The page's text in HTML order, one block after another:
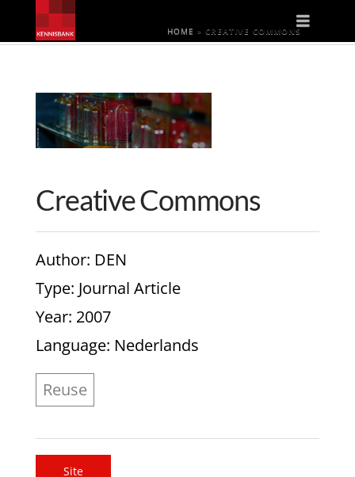
HOME » CREATIVE COMMONS
Creative Commons
Author: DEN
Type: Journal Article
Year: 2007
Language: Nederlands
Reuse
Site